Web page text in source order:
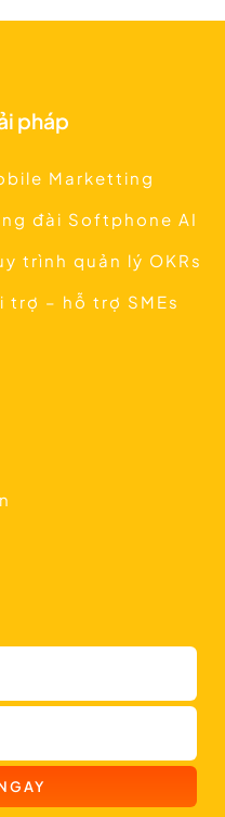
pháp
Marketting
đài Softphone AI
trình quản lý OKRs
trợ – hỗ trợ SMEs